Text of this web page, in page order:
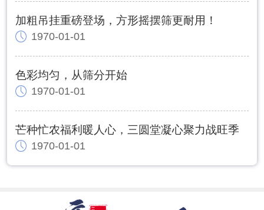
加粗吊挂重磅登场，方形摇摆筛更耐用！
1970-01-01
色彩均匀，从筛分开始
1970-01-01
芒种忙农福利暖人心，三圆堂凝心聚力战旺季
1970-01-01